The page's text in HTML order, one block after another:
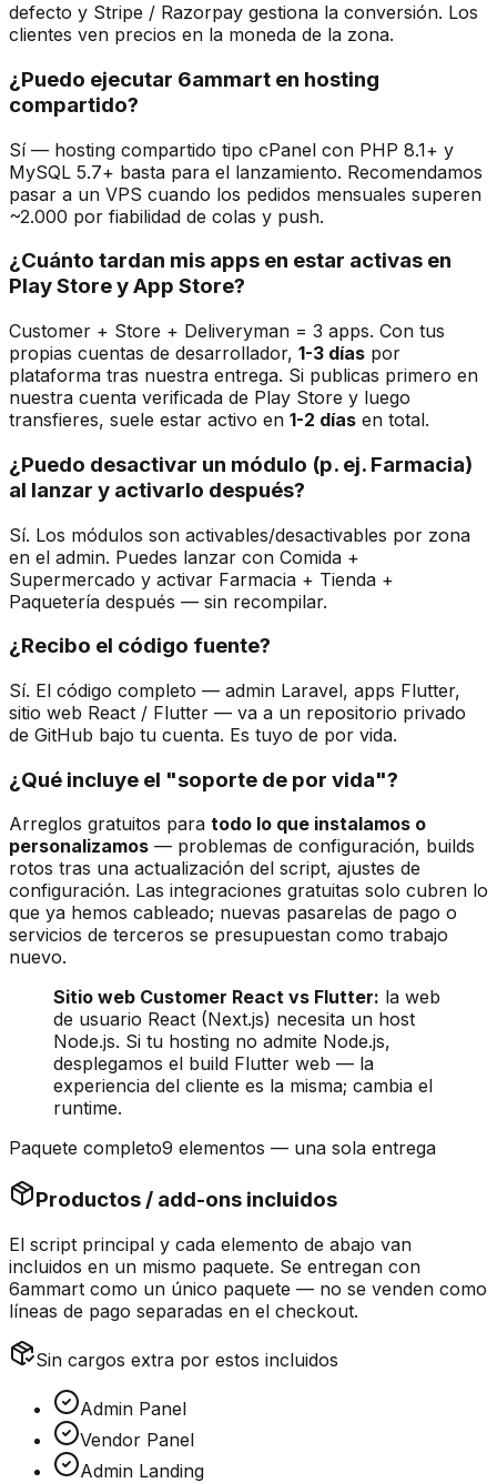
defecto y Stripe / Razorpay gestiona la conversión. Los
clientes ven precios en la moneda de la zona.
¿Puedo ejecutar 6ammart en hosting
compartido?
Sí — hosting compartido tipo cPanel con PHP 8.1+ y
MySQL 5.7+ basta para el lanzamiento. Recomendamos
pasar a un VPS cuando los pedidos mensuales superen
~2.000 por fiabilidad de colas y push.
¿Cuánto tardan mis apps en estar activas en
Play Store y App Store?
Customer + Store + Deliveryman = 3 apps. Con tus
propias cuentas de desarrollador, 1-3 días por
plataforma tras nuestra entrega. Si publicas primero en
nuestra cuenta verificada de Play Store y luego
transfieres, suele estar activo en 1-2 días en total.
¿Puedo desactivar un módulo (p. ej. Farmacia)
al lanzar y activarlo después?
Sí. Los módulos son activables/desactivables por zona
en el admin. Puedes lanzar con Comida +
Supermercado y activar Farmacia + Tienda +
Paquetería después — sin recompilar.
¿Recibo el código fuente?
Sí. El código completo — admin Laravel, apps Flutter,
sitio web React / Flutter — va a un repositorio privado
de GitHub bajo tu cuenta. Es tuyo de por vida.
¿Qué incluye el "soporte de por vida"?
Arreglos gratuitos para todo lo que instalamos o
personalizamos — problemas de configuración, builds
rotos tras una actualización del script, ajustes de
configuración. Las integraciones gratuitas solo cubren lo
que ya hemos cableado; nuevas pasarelas de pago o
servicios de terceros se presupuestan como trabajo
nuevo.
Sitio web Customer React vs Flutter: la web
de usuario React (Next.js) necesita un host
Node.js. Si tu hosting no admite Node.js,
desplegamos el build Flutter web — la
experiencia del cliente es la misma; cambia el
runtime.
Paquete completo9 elementos — una sola entrega
Productos / add-ons incluidos
El script principal y cada elemento de abajo van
incluidos en un mismo paquete. Se entregan con
6ammart como un único paquete — no se venden como
líneas de pago separadas en el checkout.
Sin cargos extra por estos incluidos
Admin Panel
Vendor Panel
Admin Landing